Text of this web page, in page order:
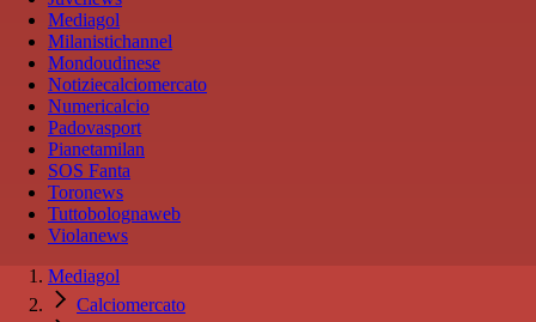
Mediagol
Milanistichannel
Mondoudinese
Notiziecalciomercato
Numericalcio
Padovasport
Pianetamilan
SOS Fanta
Toronews
Tuttobolognaweb
Violanews
Mediagol
Calciomercato